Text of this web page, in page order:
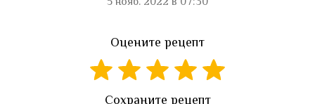
Оцените рецепт